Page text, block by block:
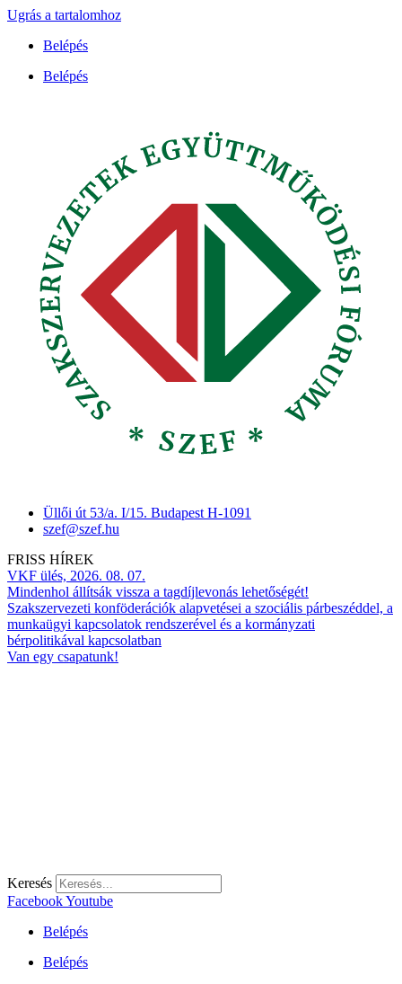
Ugrás a tartalomhoz
Belépés
Belépés
Üllői út 53/a. I/15. Budapest H-1091
szef@szef.hu
FRISS HÍREK
VKF ülés, 2026. 08. 07.
Mindenhol állítsák vissza a tagdíjlevonás lehetőségét!
Szakszervezeti konföderációk alapvetései a szociális párbeszéddel, a
munkaügyi kapcsolatok rendszerével és a kormányzati
bérpolitikával kapcsolatban
Van egy csapatunk!
Keresés
FacebookYoutube
Belépés
Belépés